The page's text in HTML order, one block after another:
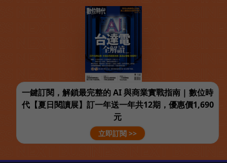
一鍵訂閱，解鎖最完整的 AI 與商業實戰指南 | 數位時
代【夏日閱讀展】訂一年送一年共12期，優惠價1,690
元
立即訂閱 >>